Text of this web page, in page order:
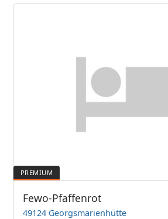
Fewo-Pfaffenrot
49124 Georgsmarienhütte